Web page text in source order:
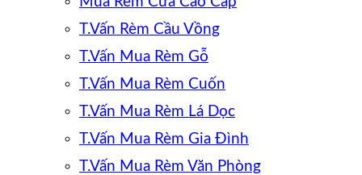
T.Vấn Rèm Cầu Vồng
T.Vấn Mua Rèm Gỗ
T.Vấn Mua Rèm Cuốn
T.Vấn Mua Rèm Lá Dọc
T.Vấn Mua Rèm Gia Đình
T.Vấn Mua Rèm Văn Phòng